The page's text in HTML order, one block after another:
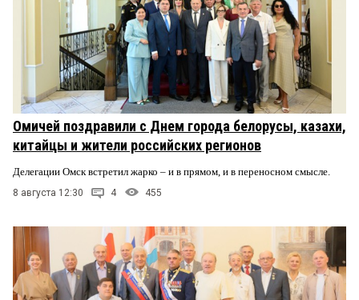
Омичей поздравили с Днем города белорусы, казахи,
китайцы и жители российских регионов
Делегации Омск встретил жарко – и в прямом, и в переносном смысле.
8 августа 12:30 4 455